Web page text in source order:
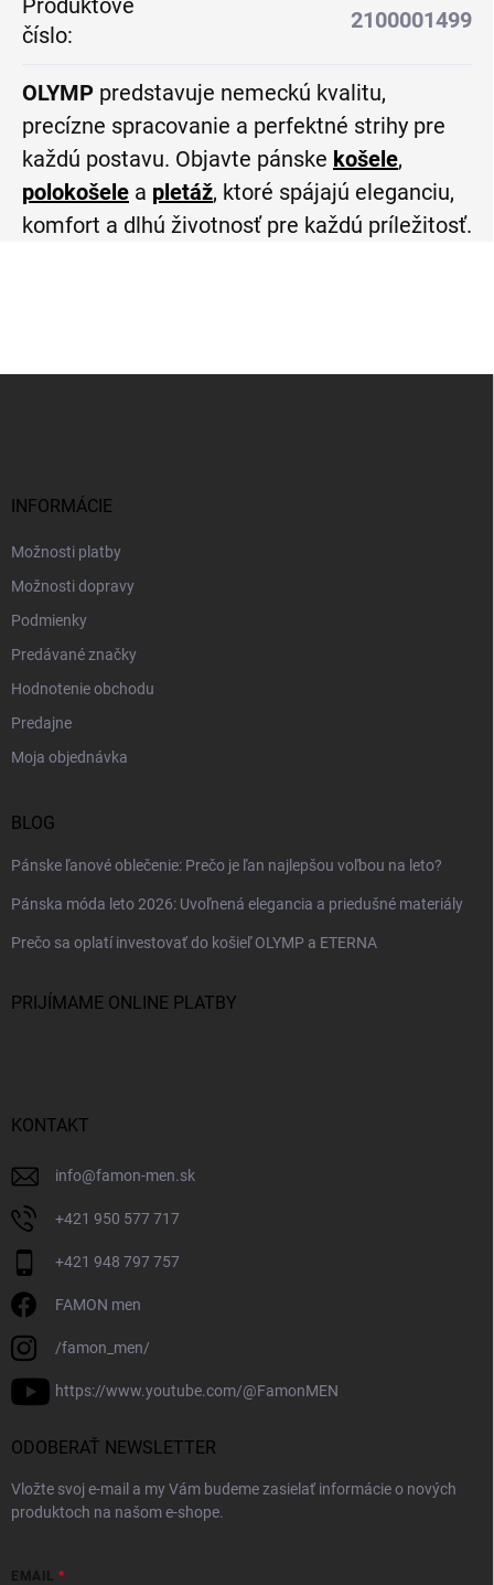
Produktové
číslo:
2100001499
OLYMP predstavuje nemeckú kvalitu,
precízne spracovanie a perfektné strihy pre
každú postavu. Objavte pánske košele,
polokošele a pletáž, ktoré spájajú eleganciu,
komfort a dlhú životnosť pre každú príležitosť.
INFORMÁCIE
Možnosti platby
Možnosti dopravy
Podmienky
Predávané značky
Hodnotenie obchodu
Predajne
Moja objednávka
BLOG
Pánske ľanové oblečenie: Prečo je ľan najlepšou voľbou na leto?
Pánska móda leto 2026: Uvoľnená elegancia a priedušné materiály
Prečo sa oplatí investovať do košieľ OLYMP a ETERNA
PRIJÍMAME ONLINE PLATBY
KONTAKT
info@famon-men.sk
+421 950 577 717
+421 948 797 757
FAMON men
/famon_men/
https://www.youtube.com/@FamonMEN
ODOBERAŤ NEWSLETTER
Vložte svoj e-mail a my Vám budeme zasielať informácie o nových
produktoch na našom e-shope.
EMAIL